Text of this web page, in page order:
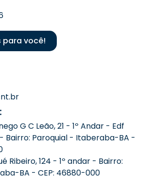
para você!
G C Leão, 21 - 1º Andar - Edf
Bairro: Paroquial - Itaberaba-BA -
Ribeiro, 124 - 1º andar - Bairro:
BA - CEP: 46880-000